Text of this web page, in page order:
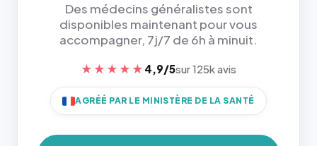
Des médecins généralistes sont
disponibles maintenant pour vous
accompagner, 7j/7 de 6h à minuit.
★★★★★ 4,9/5sur 125k avis
AGRÉÉ PAR LE MINISTÈRE DE LA SANTÉ